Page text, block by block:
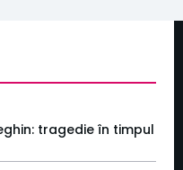
tragedie în timpul